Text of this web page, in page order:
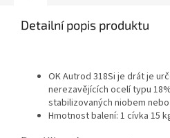
Detailní popis produktu
OK Autrod 318Si je drát je
nerezavějících ocelí typu
stabilizovaných niobem
Hmotnost balení: 1 cívka 15